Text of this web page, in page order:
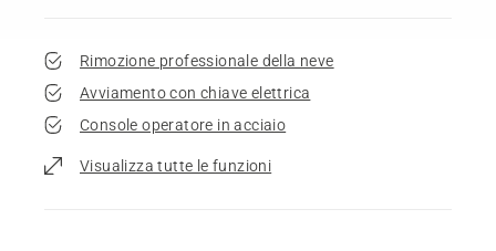
Rimozione professionale della neve
Avviamento con chiave elettrica
Console operatore in acciaio
Visualizza tutte le funzioni